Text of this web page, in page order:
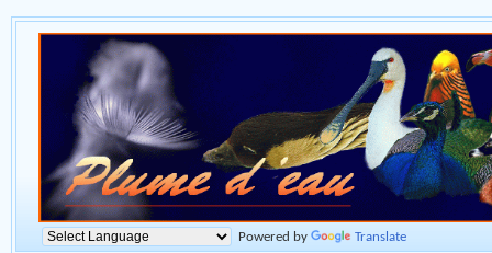
Powered by Translate